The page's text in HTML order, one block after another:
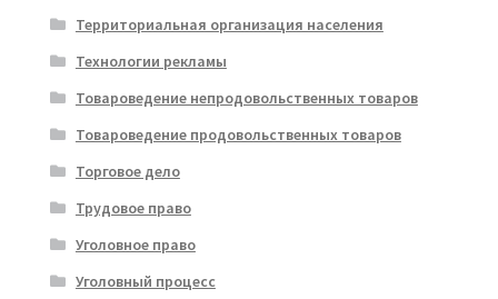
Территориальная организация населения
Технологии рекламы
Товароведение непродовольственных товаров
Товароведение продовольственных товаров
Торговое дело
Трудовое право
Уголовное право
Уголовный процесс